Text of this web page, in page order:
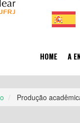
HOME A
Produção